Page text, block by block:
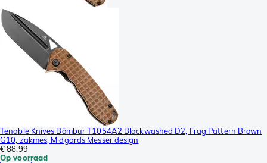
Tenable Knives Bömbur T1054A2 Blackwashed D2, Frag Pattern Brown
G10, zakmes, Midgards Messer design
€ 88,99
Op voorraad